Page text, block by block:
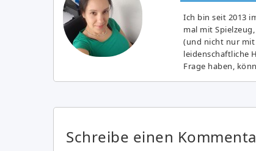
Ich bin seit 2013
mal mit
(und nicht nur mit
leidenschaftliche
Frage haben,
Schreibe einen